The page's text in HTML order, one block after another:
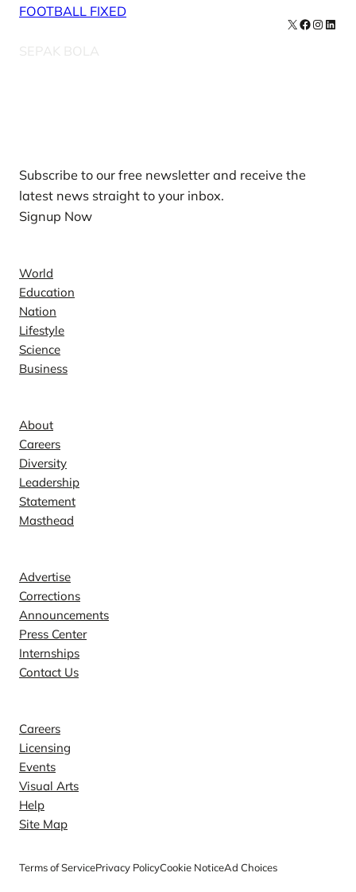
FOOTBALL FIXED
SEPAK BOLA
X Facebook
Subscribe to our free newsletter and receive the
latest news straight to your inbox.
Signup Now
World
Education
Nation
Lifestyle
Science
Business
About
Careers
Diversity
Leadership
Statement
Masthead
Advertise
Corrections
Announcements
Press Center
Internships
Contact Us
Careers
Licensing
Events
Visual Arts
Help
Site Map
Terms of ServicePrivacy PolicyCookie NoticeAd Choices